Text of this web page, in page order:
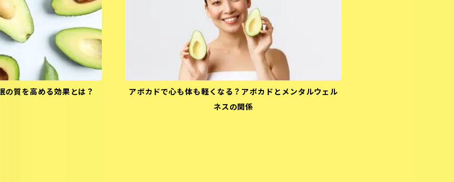
の質を高める効果とは？
アボカドで心も体も軽くなる？アボカドとメンタルウェル
ネスの関係